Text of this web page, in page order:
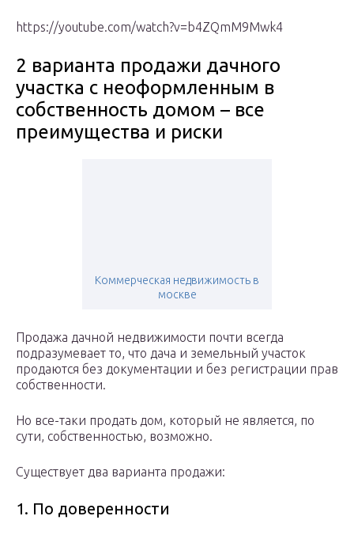
https://youtube.com/watch?v=b4ZQmM9Mwk4
2 варианта продажи дачного
участка с неоформленным в
собственность домом – все
преимущества и риски
Коммерческая недвижимость в
москве
Продажа дачной недвижимости почти всегда
подразумевает то, что дача и земельный участок
продаются без документации и без регистрации прав
собственности.
Но все-таки продать дом, который не является, по
сути, собственностью, возможно.
Существует два варианта продажи:
1. По доверенности